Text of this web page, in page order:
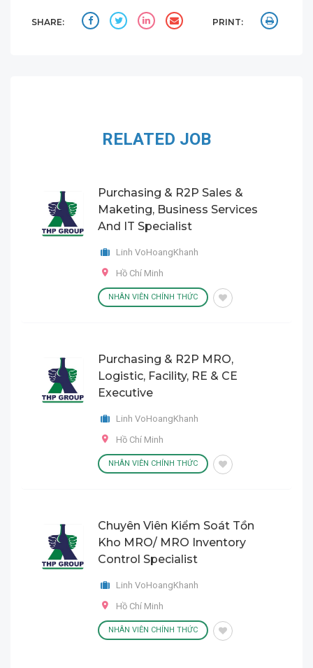
SHARE: PRINT:
RELATED JOB
Purchasing & R2P Sales &
Maketing, Business Services
And IT Specialist
Linh VoHoangKhanh
Hồ Chí Minh
NHÂN VIÊN CHÍNH THỨC
Purchasing & R2P MRO,
Logistic, Facility, RE & CE
Executive
Linh VoHoangKhanh
Hồ Chí Minh
NHÂN VIÊN CHÍNH THỨC
Chuyên Viên Kiểm Soát Tồn
Kho MRO/ MRO Inventory
Control Specialist
Linh VoHoangKhanh
Hồ Chí Minh
NHÂN VIÊN CHÍNH THỨC